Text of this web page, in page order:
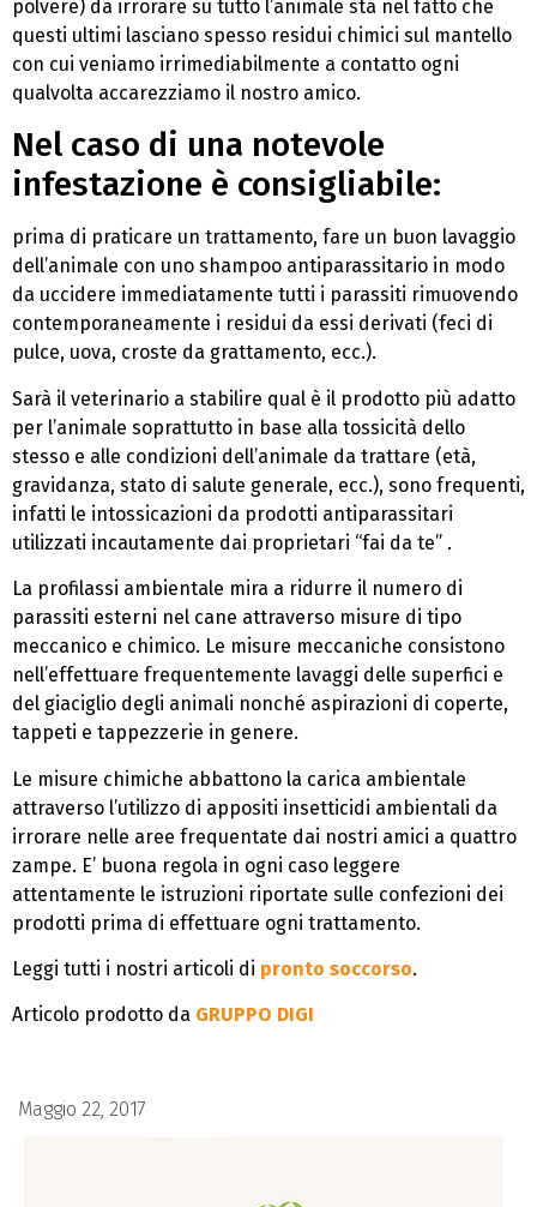
polvere) da irrorare su tutto l’animale sta nel fatto che
questi ultimi lasciano spesso residui chimici sul mantello
con cui veniamo irrimediabilmente a contatto ogni
qualvolta accarezziamo il nostro amico.
Nel caso di una notevole
infestazione è consigliabile:
prima di praticare un trattamento, fare un buon lavaggio
dell’animale con uno shampoo antiparassitario in modo
da uccidere immediatamente tutti i parassiti rimuovendo
contemporaneamente i residui da essi derivati (feci di
pulce, uova, croste da grattamento, ecc.).
Sarà il veterinario a stabilire qual è il prodotto più adatto
per l’animale soprattutto in base alla tossicità dello
stesso e alle condizioni dell’animale da trattare (età,
gravidanza, stato di salute generale, ecc.), sono frequenti,
infatti le intossicazioni da prodotti antiparassitari
utilizzati incautamente dai proprietari “fai da te” .
La profilassi ambientale mira a ridurre il numero di
parassiti esterni nel cane attraverso misure di tipo
meccanico e chimico. Le misure meccaniche consistono
nell’effettuare frequentemente lavaggi delle superfici e
del giaciglio degli animali nonché aspirazioni di coperte,
tappeti e tappezzerie in genere.
Le misure chimiche abbattono la carica ambientale
attraverso l’utilizzo di appositi insetticidi ambientali da
irrorare nelle aree frequentate dai nostri amici a quattro
zampe. E’ buona regola in ogni caso leggere
attentamente le istruzioni riportate sulle confezioni dei
prodotti prima di effettuare ogni trattamento.
Leggi tutti i nostri articoli di pronto soccorso.
Articolo prodotto da GRUPPO DIGI
Maggio 22, 2017